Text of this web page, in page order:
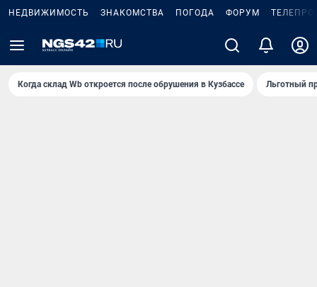
НЕДВИЖИМОСТЬ ЗНАКОМСТВА ПОГОДА ФОРУМ
Когда склад Wb откроется после обрушения в Кузбассе Льготный